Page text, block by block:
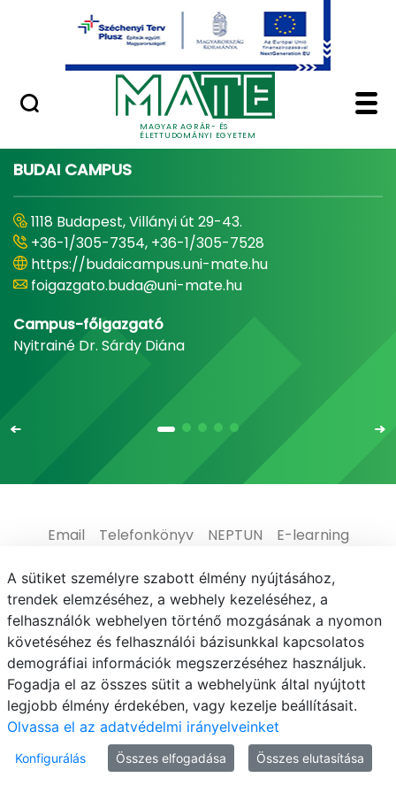
Ugrás a fő tartalomhoz
MAGYAR AGRÁR- ÉS
ÉLETTUDOMÁNYI EGYETEM
Minőségügy
Home - Magyar
BUDAI CAMPUS
1118 Budapest, Villányi út 29-43.
+36-1/305-7354, +36-1/305-7528
https://budaicampus.uni-mate.hu
foigazgato.buda@uni-mate.hu
Campus-főigazgató
Nyitrainé Dr. Sárdy Diána
Email Telefonkönyv NEPTUN
E-learning
Médiaközpont
Informatikai Igazgatóság
Adatvédelem
© MATE 2021
A sütiket személyre szabott élmény nyújtásához,
trendek elemzéséhez, a webhely kezeléséhez, a
felhasználók webhelyen történő mozgásának a nyomon
követéséhez és felhasználói bázisunkkal kapcsolatos
demográfiai információk megszerzéséhez használjuk.
Fogadja el az összes sütit a webhelyünk által nyújtott
legjobb élmény érdekében, vagy kezelje beállításait.
Olvassa el az adatvédelmi irányelveinket
Konfigurálás Összes elfogadása Összes elutasítása